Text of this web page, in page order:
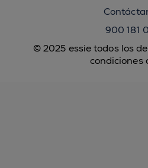
© 2025 essie todos los
condiciones
900 181